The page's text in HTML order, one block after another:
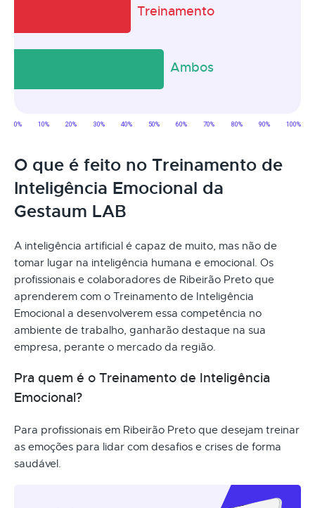
O que é feito no Treinamento de
Inteligência Emocional da
Gestaum LAB
A inteligência artificial é capaz de muito, mas não de
tomar lugar na inteligência humana e emocional. Os
profissionais e colaboradores de Ribeirão Preto que
aprenderem com o Treinamento de Inteligência
Emocional a desenvolverem essa competência no
ambiente de trabalho, ganharão destaque na sua
empresa, perante o mercado da região.
Pra quem é o Treinamento de Inteligência
Emocional?
Para profissionais em Ribeirão Preto que desejam treinar
as emoções para lidar com desafios e crises de forma
saudável.